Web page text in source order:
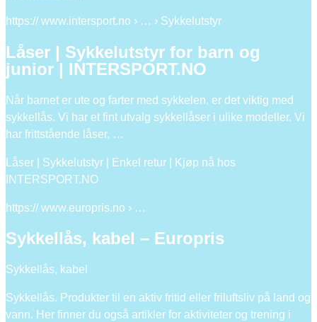
https:// www.intersport.no › … › Sykkelutstyr
Låser | Sykkelutstyr for barn og
junior | INTERSPORT.NO
Når barnet er ute og farter med sykkelen, er det viktig med
sykkellås. Vi har et fint utvalg sykkellåser i ulike modeller. Vi
har frittstående låser, …
Låser | Sykkelutstyr | Enkel retur | Kjøp nå hos
INTERSPORT.NO
https:// www.europris.no › …
Sykkellås, kabel – Europris
Sykkellås, kabel
Sykkellås. Produkter til en aktiv fritid eller friluftsliv på land og
vann. Her finner du også artikler for aktiviteter og trening i